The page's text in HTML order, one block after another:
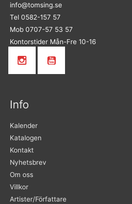
info@tomsing.se
Tel 0582-157 57
Mob 0707-57 53 57
Kontorstider Mån-Fre 10-16
Info
Kalender
Katalogen
Kontakt
Nyhetsbrev
Om oss
Villkor
Artister/Författare